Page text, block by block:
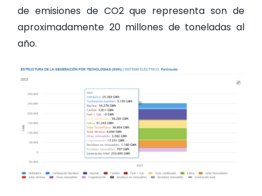
de emisiones de CO2que representa son de
aproximadamente 20 millones de toneladas al
año.